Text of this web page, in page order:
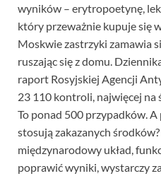
wyników – erytropoetynę,
który przeważnie kupuje się
Moskwie zastrzyki zamawia
ruszając się z domu.
raport Rosyjskiej Agencji
23 110 kontroli, najwięcej na
To ponad 500 przypadków.
stosują zakazanych
międzynarodowy układ,
poprawić wyniki, wystarczy